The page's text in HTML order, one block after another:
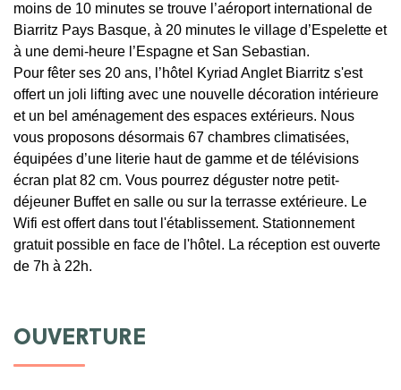
moins de 10 minutes se trouve l’aéroport international de
Biarritz Pays Basque, à 20 minutes le village d’Espelette et
à une demi-heure l’Espagne et San Sebastian.
Pour fêter ses 20 ans, l’hôtel Kyriad Anglet Biarritz s'est
offert un joli lifting avec une nouvelle décoration intérieure
et un bel aménagement des espaces extérieurs. Nous
vous proposons désormais 67 chambres climatisées,
équipées d’une literie haut de gamme et de télévisions
écran plat 82 cm. Vous pourrez déguster notre petit-
déjeuner Buffet en salle ou sur la terrasse extérieure. Le
Wifi est offert dans tout l'établissement. Stationnement
gratuit possible en face de l'hôtel. La réception est ouverte
de 7h à 22h.
OUVERTURE